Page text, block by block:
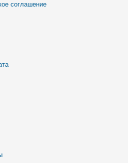
соглашение